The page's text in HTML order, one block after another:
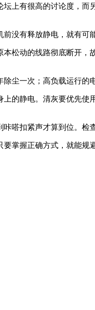
上有很高的讨论度，
没有释放静电，就有可
松动的线路彻底断开
尘一次；高负载运行的
的静电。清灰要优先使
嗒扣紧声才算到位。检
掌握正确方式，就能规